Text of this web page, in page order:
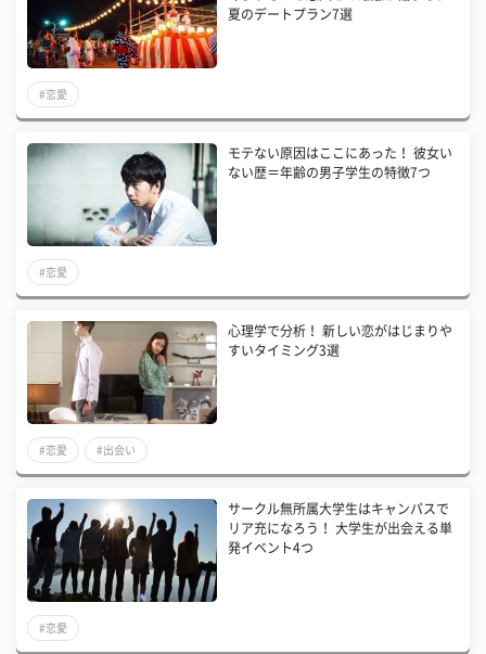
夏のデートプラン7選
#恋愛
モテない原因はここにあった！ 彼女い
ない歴＝年齢の男子学生の特徴7つ
#恋愛
心理学で分析！ 新しい恋がはじまりや
すいタイミング3選
#恋愛 #出会い
サークル無所属大学生はキャンパスで
リア充になろう！ 大学生が出会える単
発イベント4つ
#恋愛